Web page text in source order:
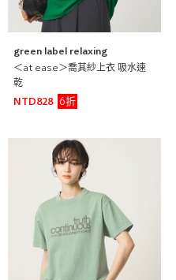
green label relaxing
＜at ease＞喬其紗上衣 吸水速
乾
NTD828
6折